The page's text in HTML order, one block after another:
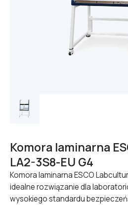
Komora laminarna
LA2-3S8-EU G4
Komora laminarna ESCO
idealne rozwiązanie dla
wysokiego standardu